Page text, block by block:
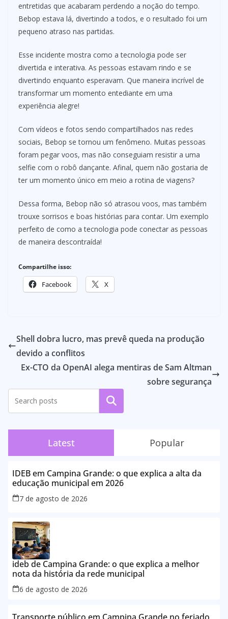
entretidas que acabaram perdendo a noção do tempo.
Bebop estava lá, divertindo a todos, e o resultado foi um
pequeno atraso nas partidas.
Esse incidente mostra como a tecnologia pode ser
divertida e interativa. As pessoas estavam rindo e se
divertindo enquanto esperavam. Que maneira incrível de
transformar um momento entediante em uma
experiência alegre!
Com vídeos e fotos sendo compartilhados nas redes
sociais, Bebop se tornou um fenômeno. Muitas pessoas
foram pegar voos, mas não conseguiam resistir a uma
selfie com o robô dançante. Afinal, quem não gostaria de
ter um momento único em meio a rotina de viagens?
Dessa forma, Bebop não só atrasou voos, mas também
trouxe sorrisos e boas histórias para contar. Um exemplo
perfeito de como a tecnologia pode conectar as pessoas
de maneira descontraída!
Compartilhe isso:
Facebook X
Shell dobra lucro, mas prevê queda na produção
devido a conflitos
Ex-CTO da OpenAI alega mentiras de Sam Altman
sobre segurança
Pesquisar
Latest Popular
IDEB em Campina Grande: o que explica a alta da
educação municipal em 2026
7 de agosto de 2026
ideb de Campina Grande: o que explica a melhor
nota da história da rede municipal
6 de agosto de 2026